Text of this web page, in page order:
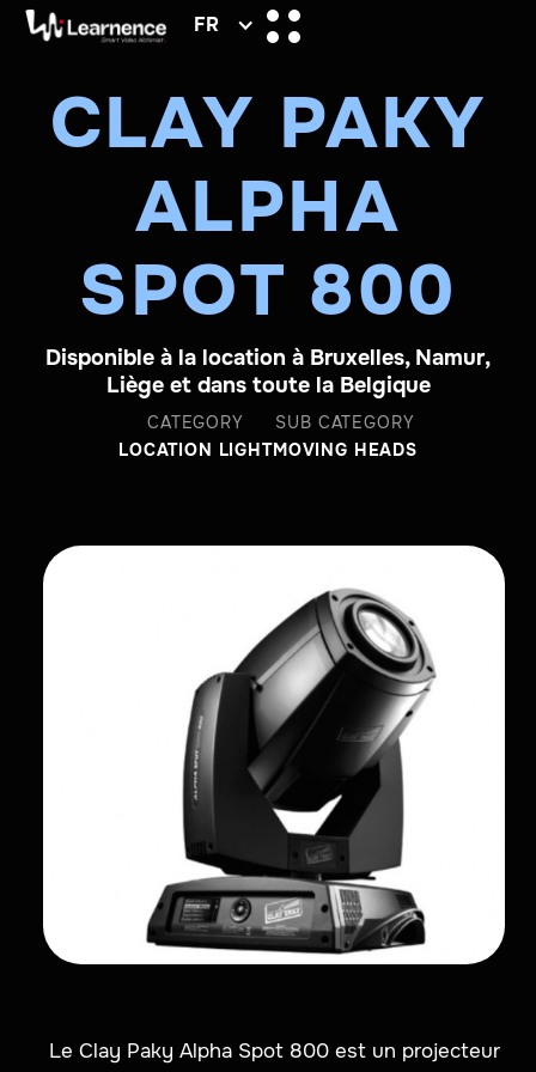
FR
CLAY PAKY
ALPHA
SPOT 800
Disponible à la location à Bruxelles, Namur,
Liège et dans toute la Belgique
CATEGORY
LOCATION LIGHT
SUB CATEGORY
MOVING HEADS
Le Clay Paky Alpha Spot 800 est un projecteur